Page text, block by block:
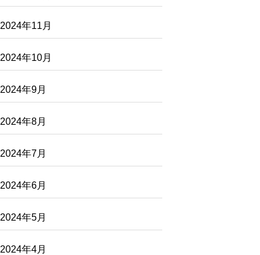
2024年11月
2024年10月
2024年9月
2024年8月
2024年7月
2024年6月
2024年5月
2024年4月